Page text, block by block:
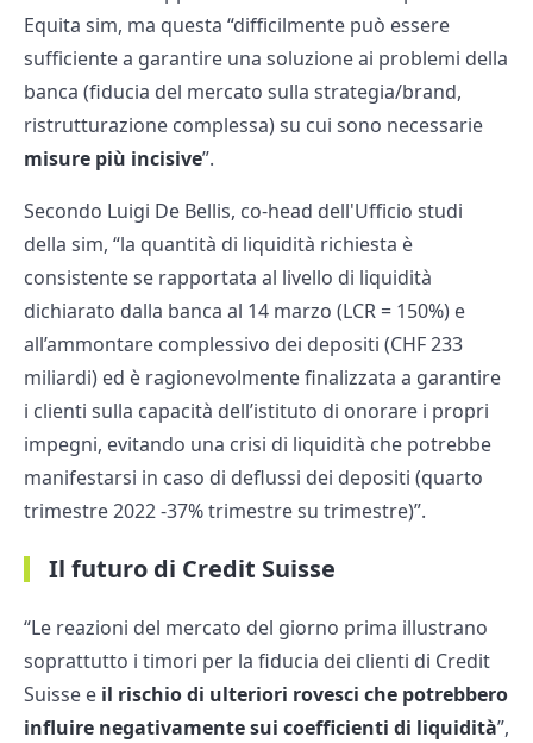
Equita sim, ma questa “difficilmente può essere
sufficiente a garantire una soluzione ai problemi della
banca (fiducia del mercato sulla strategia/brand,
ristrutturazione complessa) su cui sono necessarie
misure più incisive”.
Secondo Luigi De Bellis, co-head dell'Ufficio studi
della sim, “la quantità di liquidità richiesta è
consistente se rapportata al livello di liquidità
dichiarato dalla banca al 14 marzo (LCR = 150%) e
all’ammontare complessivo dei depositi (CHF 233
miliardi) ed è ragionevolmente finalizzata a garantire
i clienti sulla capacità dell’istituto di onorare i propri
impegni, evitando una crisi di liquidità che potrebbe
manifestarsi in caso di deflussi dei depositi (quarto
trimestre 2022 -37% trimestre su trimestre)”.
Il futuro di Credit Suisse
“Le reazioni del mercato del giorno prima illustrano
soprattutto i timori per la fiducia dei clienti di Credit
Suisse e il rischio di ulteriori rovesci che potrebbero
influire negativamente sui coefficienti di liquidità”,